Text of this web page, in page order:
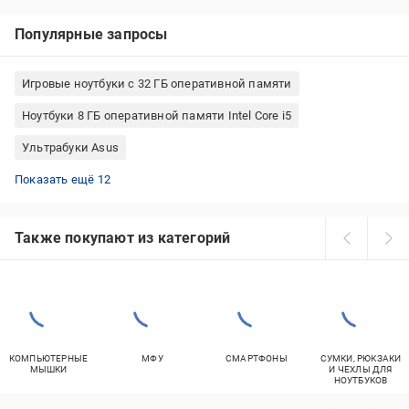
Популярные запросы
Игровые ноутбуки с 32 ГБ оперативной памяти
Ноутбуки 8 ГБ оперативной памяти Intel Core i5
Ультрабуки Asus
Ноутбуки MSI с процессором Intel Core i7
Ноутбуки Lenovo с подсветкой клавиатуры
MacBook Air M1
4 ядерные ноутбуки Lenovo
Ноутбуки Acer Aspire 5
Игровые ноутбуки Intel Core i7
Ноутбуки Lenovo игровые
Ноутбуки MSI диагональю 14 дюймов
Ультрабуки HP
Ноутбуки MSI с процессором Intel Core i5
Ноутбуки Lenovo в алюминиевом корпусе
Apple MacBook Air Apple M2 256 ГБ
Показать ещё 12
Также покупают из категорий
КОМПЬЮТЕРНЫЕ
МЫШКИ
МФУ СМАРТФОНЫ
СУМКИ, РЮКЗАКИ
И ЧЕХЛЫ ДЛЯ
НОУТБУКОВ